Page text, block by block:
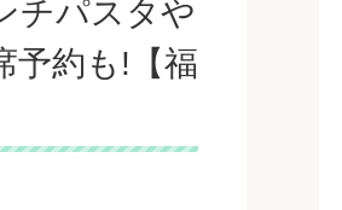
チパスタや
予約も!【福